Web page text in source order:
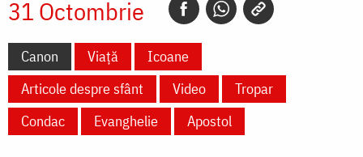
31 Octombrie
Canon Viață
Icoane
Articole despre sfânt
Video
Tropar
Condac
Evanghelie Apostol